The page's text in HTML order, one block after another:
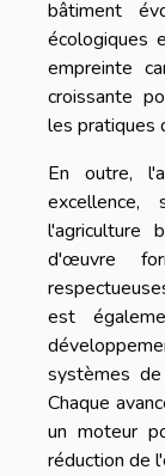
bâtiment
écologiques
empreinte
croissante
les pratiques
En outre,
l'agriculture
d'œuvre
est
systèmes
Chaque
un moteur
réduction de